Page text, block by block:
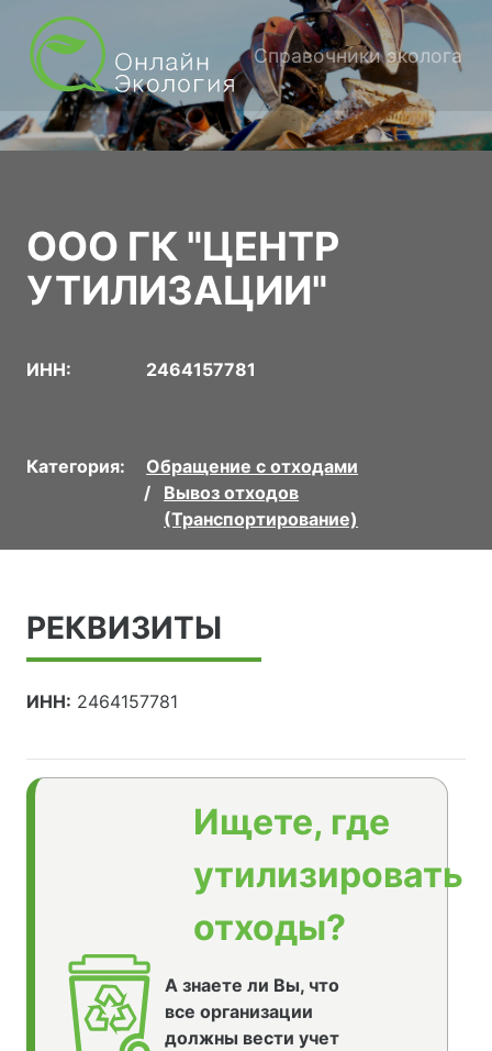
Справочники эколога
ООО ГК "ЦЕНТР
УТИЛИЗАЦИИ"
ИНН: 2464157781
Категория:
Обращение с отходами
Вывоз отходов
(Транспортирование)
РЕКВИЗИТЫ
ИНН: 2464157781
Ищете, где
утилизировать
отходы?
А знаете ли Вы, что
все организации
должны вести учет